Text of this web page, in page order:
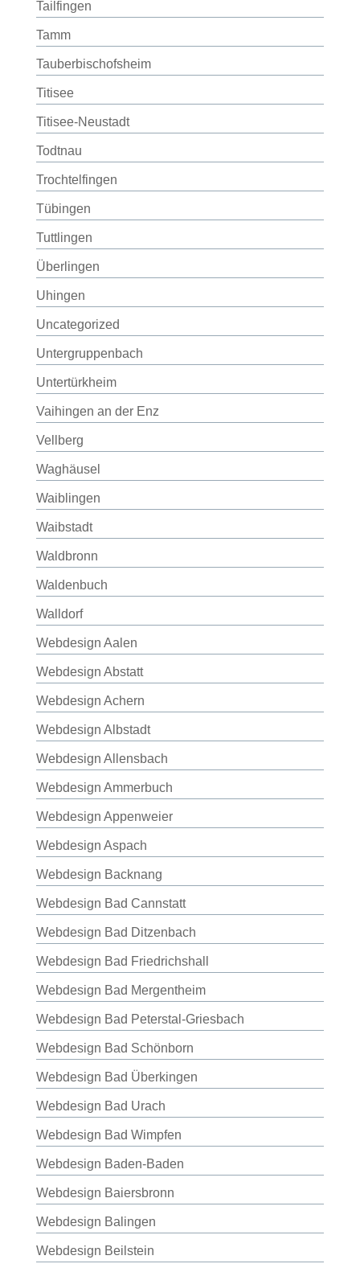
Tailfingen
Tamm
Tauberbischofsheim
Titisee
Titisee-Neustadt
Todtnau
Trochtelfingen
Tübingen
Tuttlingen
Überlingen
Uhingen
Uncategorized
Untergruppenbach
Untertürkheim
Vaihingen an der Enz
Vellberg
Waghäusel
Waiblingen
Waibstadt
Waldbronn
Waldenbuch
Walldorf
Webdesign Aalen
Webdesign Abstatt
Webdesign Achern
Webdesign Albstadt
Webdesign Allensbach
Webdesign Ammerbuch
Webdesign Appenweier
Webdesign Aspach
Webdesign Backnang
Webdesign Bad Cannstatt
Webdesign Bad Ditzenbach
Webdesign Bad Friedrichshall
Webdesign Bad Mergentheim
Webdesign Bad Peterstal-Griesbach
Webdesign Bad Schönborn
Webdesign Bad Überkingen
Webdesign Bad Urach
Webdesign Bad Wimpfen
Webdesign Baden-Baden
Webdesign Baiersbronn
Webdesign Balingen
Webdesign Beilstein